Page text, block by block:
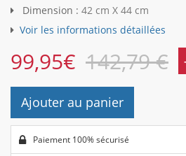
Dimension : 42 cm X 44 cm
Voir les informations détaillées
99,95€ 142,79 €
Ajouter au panier
Paiement 100% sécurisé